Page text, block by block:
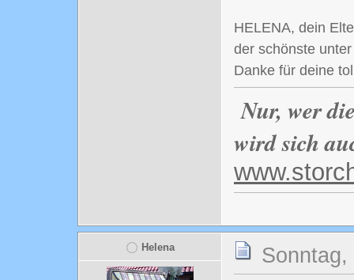
HELENA, dein
der schönste
Danke für deine
Nur, wer
wird sich
Helena